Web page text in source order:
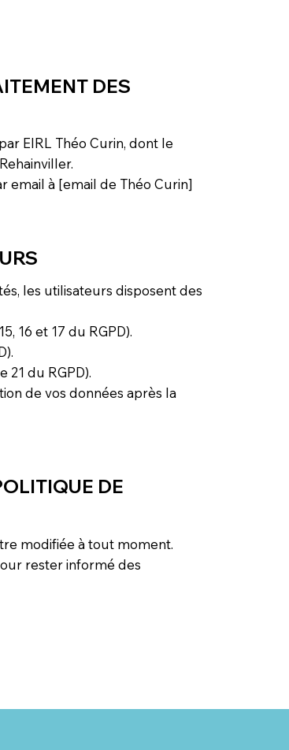
DES
EIRL Théo Curin, dont le
à [email de Théo Curin]
les utilisateurs disposent des
16 et 17 du RGPD).
21 du RGPD).
de vos données après la
DE
modifiée à tout moment.
rester informé des